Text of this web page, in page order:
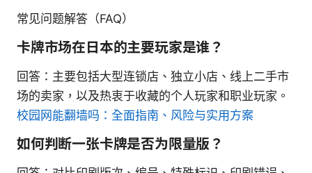
常见问题解答（FAQ）
卡牌市场在日本的主要玩家是谁？
回答：主要包括大型连锁店、独立小店、线上二手市
场的卖家，以及热衷于收藏的个人玩家和职业玩家。
校园网能翻墙吗：全面指南、风险与实用方案
如何判断一张卡牌是否为限量版？